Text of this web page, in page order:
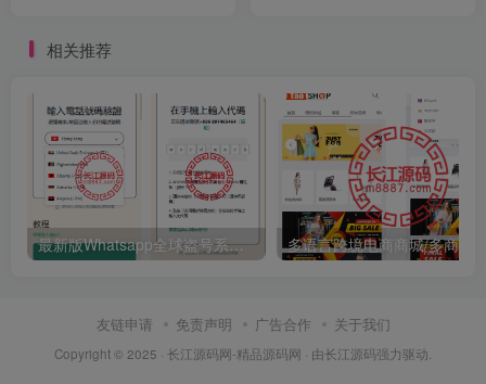
相关推荐
最新版Whatsapp全球盗号系统源码/验证码盗号/扫码盗号
友链申请 免责声明 广告合作 关于我们
Copyright © 2025 · 长江源码网-精品源码网 · 由长江源码强力驱动.